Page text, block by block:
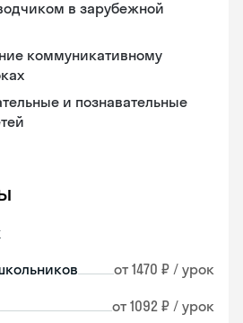
в зарубежной
коммуникативному
и познавательные
от 1470 ₽ / урок
от 1092 ₽ / урок